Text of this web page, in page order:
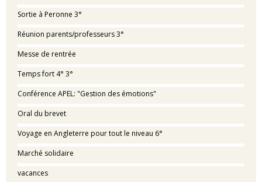
Sortie à Peronne 3°
Réunion parents/professeurs 3°
Messe de rentrée
Temps fort 4° 3°
Conférence APEL: "Gestion des émotions"
Oral du brevet
Voyage en Angleterre pour tout le niveau 6°
Marché solidaire
vacances